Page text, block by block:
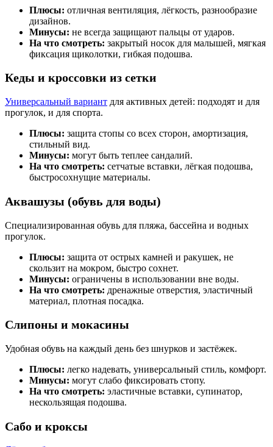
Плюсы: отличная вентиляция, лёгкость, разнообразие
дизайнов.
Минусы: не всегда защищают пальцы от ударов.
На что смотреть: закрытый носок для малышей, мягкая
фиксация щиколотки, гибкая подошва.
Кеды и кроссовки из сетки
Универсальный вариант для активных детей: подходят и для
прогулок, и для спорта.
Плюсы: защита стопы со всех сторон, амортизация,
стильный вид.
Минусы: могут быть теплее сандалий.
На что смотреть: сетчатые вставки, лёгкая подошва,
быстросохнущие материалы.
Аквашузы (обувь для воды)
Специализированная обувь для пляжа, бассейна и водных
прогулок.
Плюсы: защита от острых камней и ракушек, не
скользит на мокром, быстро сохнет.
Минусы: ограничены в использовании вне воды.
На что смотреть: дренажные отверстия, эластичный
материал, плотная посадка.
Слипоны и мокасины
Удобная обувь на каждый день без шнурков и застёжек.
Плюсы: легко надевать, универсальный стиль, комфорт.
Минусы: могут слабо фиксировать стопу.
На что смотреть: эластичные вставки, супинатор,
нескользящая подошва.
Сабо и кроксы